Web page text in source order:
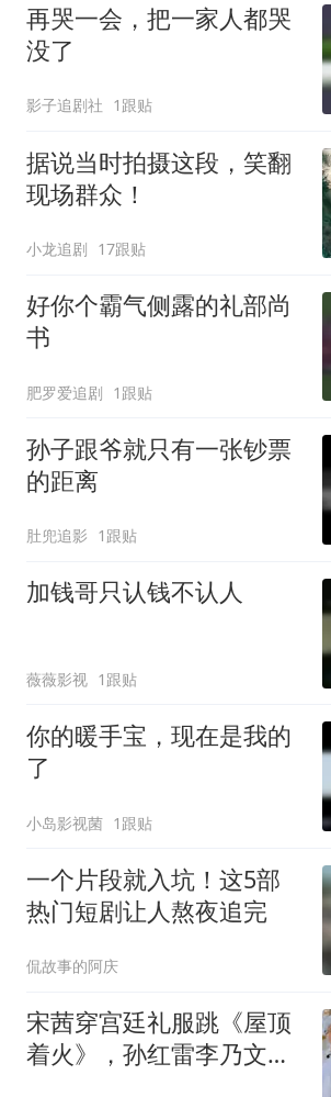
再哭一会，把一家人都哭
没了
影子追剧社 1跟贴
据说当时拍摄这段，笑翻
现场群众！
小龙追剧 17跟贴
好你个霸气侧露的礼部尚
书
肥罗爱追剧 1跟贴
孙子跟爷就只有一张钞票
的距离
肚兜追影 1跟贴
加钱哥只认钱不认人
薇薇影视 1跟贴
你的暖手宝，现在是我的
了
小岛影视菌 1跟贴
一个片段就入坑！这5部
热门短剧让人熬夜追完
侃故事的阿庆
宋茜穿宫廷礼服跳《屋顶
着火》，孙红雷李乃文当